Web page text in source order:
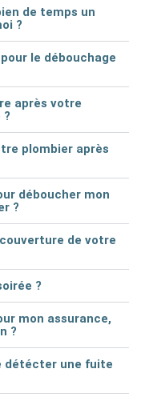
de temps un
?
le débouchage
après votre
?
plombier après
déboucher mon
?
de votre
?
mon assurance,
?
détécter une fuite